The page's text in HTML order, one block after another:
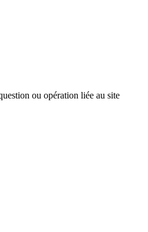
ou opération liée au site